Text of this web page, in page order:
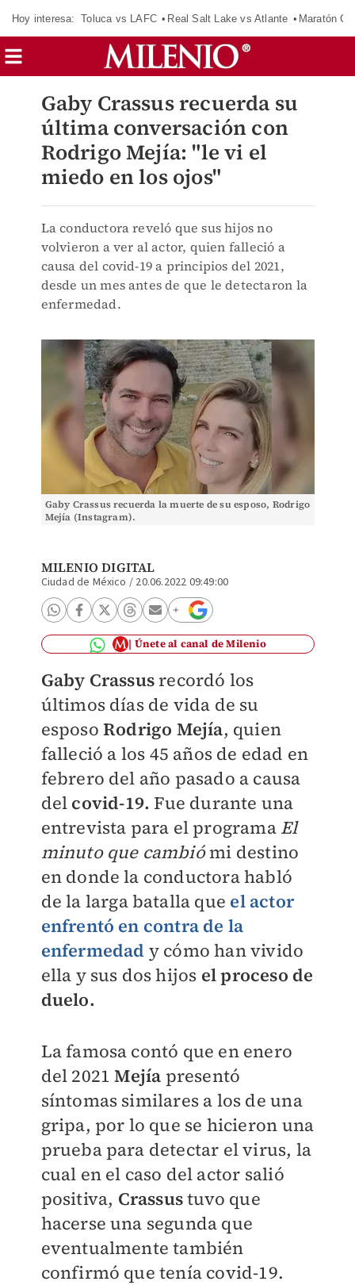
Hoy interesa: Toluca vs LAFC Real Salt Lake vs Atlante Maratón
Gaby Crassus recuerda su
última conversación con
Rodrigo Mejía: "le vi el
miedo en los ojos"
La conductora reveló que sus hijos no
volvieron a ver al actor, quien falleció a
causa del covid-19 a principios del 2021,
desde un mes antes de que le detectaron la
enfermedad.
Gaby Crassus recuerda la muerte de su esposo, Rodrigo
Mejía (Instagram).
MILENIO DIGITAL
Ciudad de México / 20.06.2022 09:49:00
Únete al canal de Milenio
Gaby Crassusrecordó los
últimos días de vida de su
esposo Rodrigo Mejía, quien
falleció a los 45 años de edad en
febrero del año pasado a causa
del covid-19. Fue durante una
entrevista para el programaEl
minuto que cambiómi destino
en donde la conductora habló
de la larga batalla que el actor
enfrentó en contra de la
enfermedad y cómo han vivido
ella y sus dos hijos el proceso de
duelo.
La famosa contó que en enero
del 2021Mejía presentó
síntomas similares a los de una
gripa, por lo que se hicieron una
prueba para detectar el virus, la
cual en el caso del actor salió
positiva, Crassustuvo que
hacerse una segunda que
eventualmente también
confirmó que tenía covid-19.